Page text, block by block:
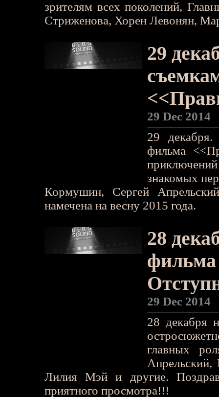
зрителям всех поколений,
Стриженова, Хорен Левонян,
29
29 Dec 2014
29 декабря.
фильма
знакомых
Кормушин, Сергей
намечена на весну 2015 года.
28
29 Dec 2014
28 декабря
главных
Апрельский,
Лилия Мэй и другие.
приятного просмотра!!!